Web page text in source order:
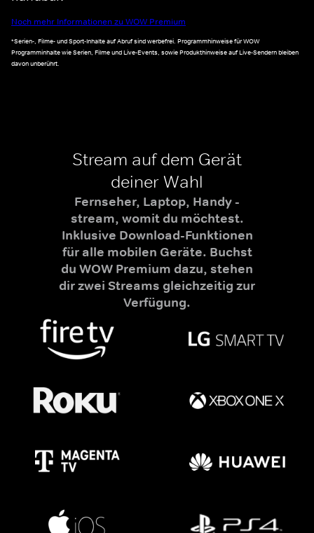
Noch mehr Informationen zu WOW Premium
*Serien-, Filme- und Sport-Inhalte auf Abruf sind werbefrei. Programmhinweise für WOW
Programminhalte wie Serien, Filme und Live-Events, sowie Produkthinweise auf Live-Sendern bleiben
davon unberührt.
Stream auf dem Gerät
deiner Wahl
Fernseher, Laptop, Handy -
stream, womit du möchtest.
Inklusive Download-Funktionen
für alle mobilen Geräte. Buchst
du WOW Premium dazu, stehen
dir zwei Streams gleichzeitig zur
Verfügung.